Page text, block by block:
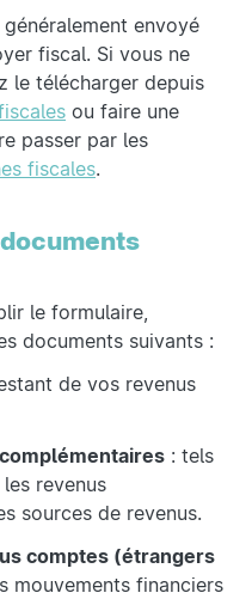
envoyé
fiscal. Si vous ne
le télécharger depuis
ou faire une
passer par les
fiscales.
le formulaire,
documents suivants :
de vos revenus
: tels
revenus
sources de revenus.
comptes (étrangers
mouvements financiers